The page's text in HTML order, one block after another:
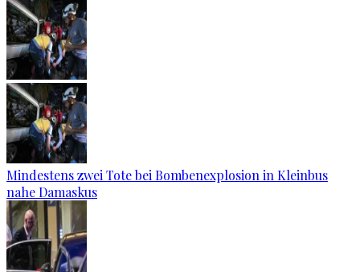
Mindestens zwei Tote bei Bombenexplosion in Kleinbus
nahe Damaskus